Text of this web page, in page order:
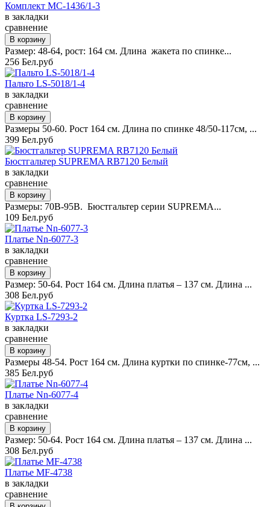
Комплект MC-1436/1-3
в закладки
сравнение
Размер: 48-64, рост: 164 см. Длина жакета по спинке...
256 Бел.руб
Пальто LS-5018/1-4
в закладки
сравнение
Размеры 50-60. Рост 164 см. Длина по спинке 48/50-117см, ...
399 Бел.руб
Бюстгальтер SUPREMA RB7120 Белый
в закладки
сравнение
Размеры: 70B-95B. Бюстгальтер серии SUPREMA...
109 Бел.руб
Платье Nn-6077-3
в закладки
сравнение
Размер: 50-64. Рост 164 см. Длина платья – 137 см. Длина ...
308 Бел.руб
Куртка LS-7293-2
в закладки
сравнение
Размеры 48-54. Рост 164 см. Длина куртки по спинке-77см, ...
385 Бел.руб
Платье Nn-6077-4
в закладки
сравнение
Размер: 50-64. Рост 164 см. Длина платья – 137 см. Длина ...
308 Бел.руб
Платье MF-4738
в закладки
сравнение